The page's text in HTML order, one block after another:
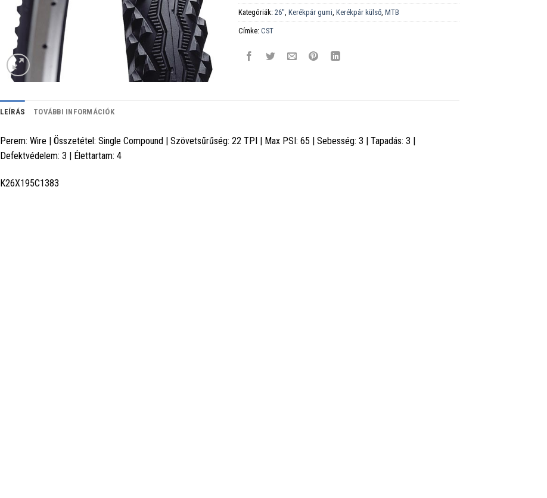
Kategóriák:26'' ,Kerékpár gumi ,Kerékpár külső ,MTB
Címke:CST
LEÍRÁS TOVÁBBI INFORMÁCIÓK
Perem: Wire | Összetétel: Single Compound | Szövetsűrűség: 22 TPI | Max PSI: 65 | Sebesség: 3 | Tapadás: 3 |
Defektvédelem: 3 | Élettartam: 4
K26X195C1383